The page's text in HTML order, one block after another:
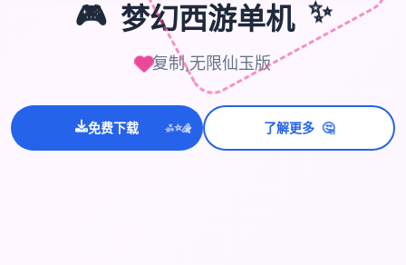
🎮 梦幻西游单机 ✨
复制,无限仙玉版
免费下载 ✨⭐💫 了解更多 🤔